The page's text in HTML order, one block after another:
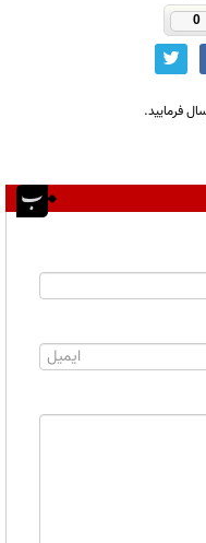
0
فرمایید.